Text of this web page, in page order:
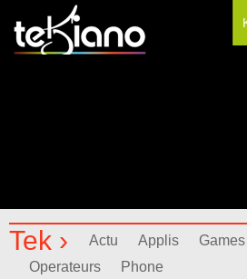
Tek › Actu Applis Games
Operateurs
Phone